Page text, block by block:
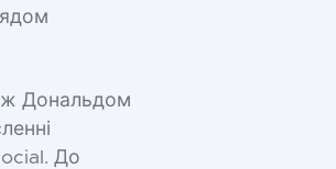
Дональдом
До